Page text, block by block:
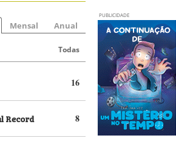
Mensal Anual
Todas
16
8
Record
PUBLICIDADE